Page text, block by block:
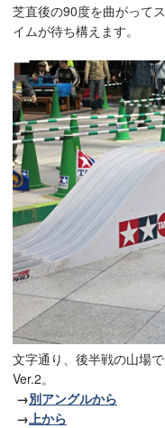
芝直後の90度を曲がって
イムが待ち構えます。
文字通り、後半戦の山場
Ver.2。
→別アングルから
→ 上から